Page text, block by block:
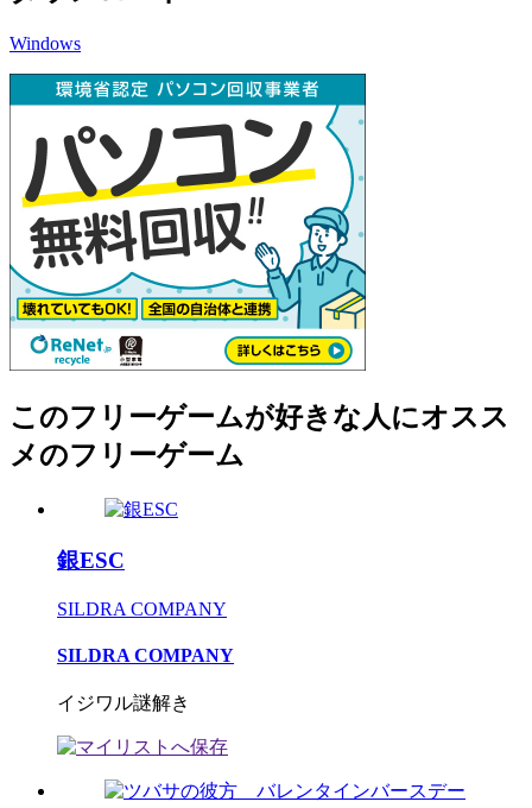
Windows
このフリーゲームが好きな人にオスス
メのフリーゲーム
銀ESC
SILDRA COMPANY
SILDRA COMPANY
イジワル謎解き